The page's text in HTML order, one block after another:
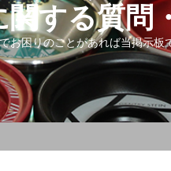
する質問
困りのことがあれば当掲示